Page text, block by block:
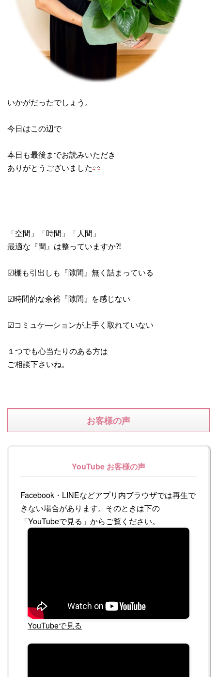
いかがだったでしょう。
今日はこの辺で
本日も最後までお読みいただき
ありがとうございました
「空間」「時間」「人間」
最適な『間』は整っていますか⁈
☑棚も引出しも『隙間』無く詰まっている
☑時間的な余裕『隙間』を感じない
☑コミュケ―ションが上手く取れていない
１つでも心当たりのある方は
ご相談下さいね。
お客様の声
YouTube お客様の声
Facebook・LINEなどアプリ内ブラウザでは再生で
きない場合があります。そのときは下の
「YouTubeで見る」からご覧ください。
YouTubeで見る